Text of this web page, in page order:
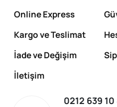
Online Express
Kargo ve Teslimat
İade ve Değişim
İletişim
0212 639 10